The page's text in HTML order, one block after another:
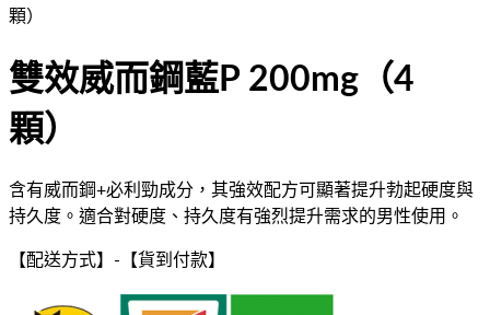
顆）
雙效威而鋼藍P 200mg（4
顆）
含有威而鋼+必利勁成分，其強效配方可顯著提升勃起硬度與
持久度。適合對硬度、持久度有強烈提升需求的男性使用。
【配送方式】 - 【貨到付款】